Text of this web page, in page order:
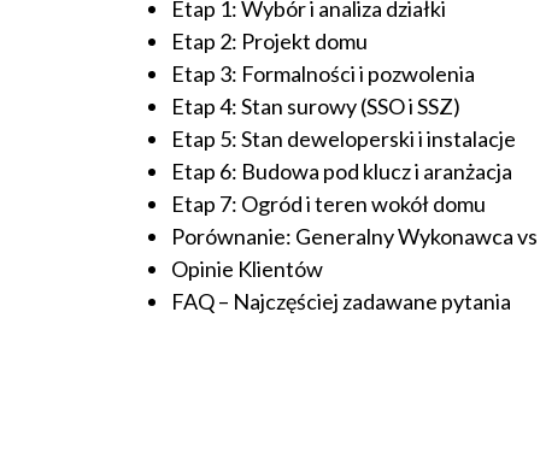
Projekty indywidualne
Budowa domu
Rezydencje
Rozbudowa
Etap 1: Wybór i analiza działki
Etap 2: Projekt domu
Etap 3: Formalności i pozwolenia
Etap 4: Stan surowy (SSO i SSZ)
Etap 5: Stan deweloperski i instalacje
Etap 6: Budowa pod klucz i aranżacja
Etap 7: Ogród i teren wokół domu
Porównanie: Generalny Wykonawca
Opinie Klientów
FAQ – Najczęściej zadawane pytania